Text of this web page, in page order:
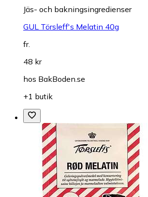
Jäs- och bakningsingredienser
GUL Törsleff's Melatin 40g
fr.
48 kr
hos BakBoden.se
+1 butik